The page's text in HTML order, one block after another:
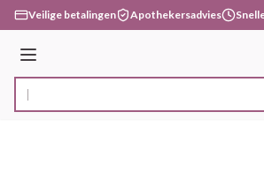
Ga naar de inhoud
Veilige betalingen Apothekersadvies
Menu
Product, merk, categorie...